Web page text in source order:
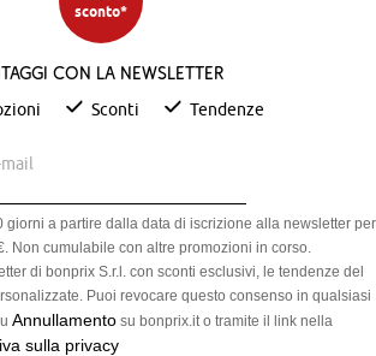
sconto*
con la newsletter
Sconti Tendenze
giorni a partire dalla data di iscrizione alla newsletter per
Non cumulabile con altre promozioni in corso.
di bonprix S.r.l. con sconti esclusivi, le tendenze del
Puoi revocare questo consenso in qualsiasi
Annullamento su bonprix.it o tramite il link nella
sulla privacy